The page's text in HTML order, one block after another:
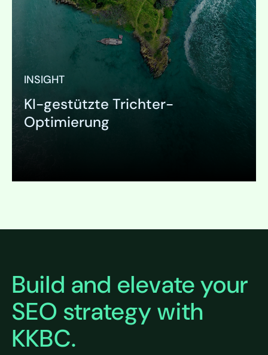
INSIGHT
KI-gestützte Trichter-
Optimierung
Build and elevate your
SEO strategy with
KKBC.